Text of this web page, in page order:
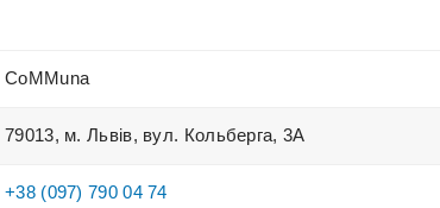
CoMMuna
79013, м. Львів, вул. Кольберга, 3А
+38 (097) 790 04 74